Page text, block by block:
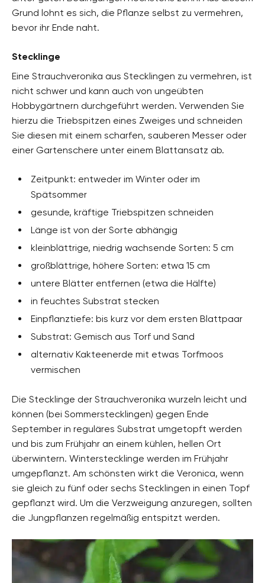
Grund lohnt es sich, die Pflanze selbst zu vermehren,
bevor ihr Ende naht.
Stecklinge
Eine Strauchveronika aus Stecklingen zu vermehren, ist
nicht schwer und kann auch von ungeübten
Hobbygärtnern durchgeführt werden. Verwenden Sie
hierzu die Triebspitzen eines Zweiges und schneiden
Sie diesen mit einem scharfen, sauberen Messer oder
einer Gartenschere unter einem Blattansatz ab.
Zeitpunkt: entweder im Winter oder im
Spätsommer
gesunde, kräftige Triebspitzen schneiden
Länge ist von der Sorte abhängig
kleinblättrige, niedrig wachsende Sorten: 5 cm
großblättrige, höhere Sorten: etwa 15 cm
untere Blätter entfernen (etwa die Hälfte)
in feuchtes Substrat stecken
Einpflanztiefe: bis kurz vor dem ersten Blattpaar
Substrat: Gemisch aus Torf und Sand
alternativ Kakteenerde mit etwas Torfmoos
vermischen
Die Stecklinge der Strauchveronika wurzeln leicht und
können (bei Sommerstecklingen) gegen Ende
September in reguläres Substrat umgetopft werden
und bis zum Frühjahr an einem kühlen, hellen Ort
überwintern. Winterstecklinge werden im Frühjahr
umgepflanzt. Am schönsten wirkt die Veronica, wenn
sie gleich zu fünf oder sechs Stecklingen in einen Topf
gepflanzt wird. Um die Verzweigung anzuregen, sollten
die Jungpflanzen regelmäßig entspitzt werden.